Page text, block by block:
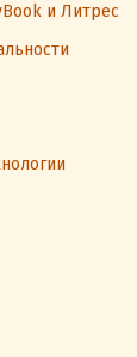
и Литрес